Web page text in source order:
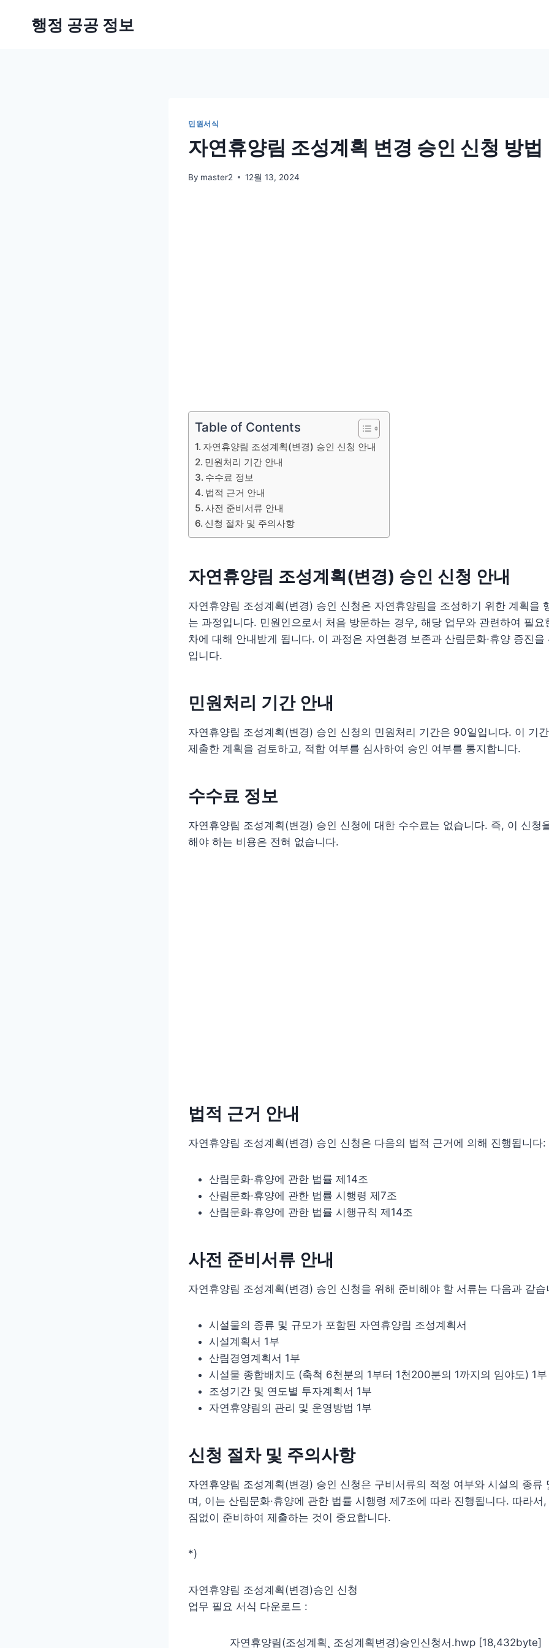
행정 공공 정보
민원서식
자연휴양림 조성계획 변경 승인 신청 방법
By master2 12월 13, 2024
Table of Contents
자연휴양림 조성계획(변경) 승인 신청 안내
민원처리 기간 안내
수수료 정보
법적 근거 안내
사전 준비서류 안내
신청 절차 및 주의사항
자연휴양림 조성계획(변경) 승인 신청 안내
자연휴양림 조성계획(변경) 승인 신청은 자연휴양림을 조성하기 위한 계획을
는 과정입니다. 민원인으로서 처음 방문하는 경우, 해당 업무와 관련하여 필요
차에 대해 안내받게 됩니다. 이 과정은 자연환경 보존과 산림문화·휴양 증진
입니다.
민원처리 기간 안내
자연휴양림 조성계획(변경) 승인 신청의 민원처리 기간은 90일입니다. 이 기
제출한 계획을 검토하고, 적합 여부를 심사하여 승인 여부를 통지합니다.
수수료 정보
자연휴양림 조성계획(변경) 승인 신청에 대한 수수료는 없습니다. 즉, 이 신청
해야 하는 비용은 전혀 없습니다.
법적 근거 안내
자연휴양림 조성계획(변경) 승인 신청은 다음의 법적 근거에 의해 진행됩니다:
산림문화·휴양에 관한 법률 제14조
산림문화·휴양에 관한 법률 시행령 제7조
산림문화·휴양에 관한 법률 시행규칙 제14조
사전 준비서류 안내
자연휴양림 조성계획(변경) 승인 신청을 위해 준비해야 할 서류는 다음과 같습
시설물의 종류 및 규모가 포함된 자연휴양림 조성계획서
시설계획서 1부
산림경영계획서 1부
시설물 종합배치도 (축척 6천분의 1부터 1천200분의 1까지의 임야도) 1부
조성기간 및 연도별 투자계획서 1부
자연휴양림의 관리 및 운영방법 1부
신청 절차 및 주의사항
자연휴양림 조성계획(변경) 승인 신청은 구비서류의 적정 여부와 시설의 종류
며, 이는 산림문화·휴양에 관한 법률 시행령 제7조에 따라 진행됩니다. 따라서
짐없이 준비하여 제출하는 것이 중요합니다.
*)
자연휴양림 조성계획(변경)승인 신청
업무 필요 서식 다운로드 :
자연휴양림(조성계획¸ 조성계획변경)승인신청서.hwp [18,432byte]